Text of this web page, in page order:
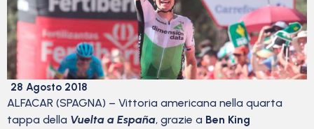
28 Agosto 2018
ALFACAR (SPAGNA) – Vittoria americana nella quarta
tappa della Vuelta a España, grazie a Ben King